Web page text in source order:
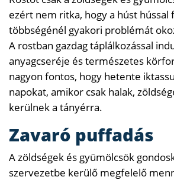
ezért nem ritka, hogy a húst hússal
többségénél gyakori problémát
A rostban gazdag táplálkozással
anyagcseréje és természetes
nagyon fontos, hogy hetente
napokat, amikor csak halak,
kerülnek a tányérra.
Zavaró puffadás
A zöldségek és gyümölcsök
szervezetbe kerülő megfelelő